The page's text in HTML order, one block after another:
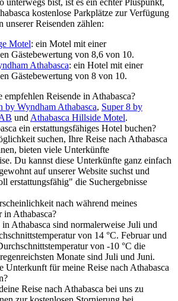
unterwegs bist, ist es ein echter Pluspunkt,
kostenlose Parkplätze zur Verfügung
unserer Reisenden zählen:
Motel: ein Motel mit einer
Gästebewertung von 8,6 von 10.
Athabasca: ein Hotel mit einer
Gästebewertung von 8 von 10.
Reisende in Athabasca?
by Wyndham Athabasca, Super 8 by
und Athabasca Hillside Motel.
ein erstattungsfähiges Hotel buchen?
suchen, Ihre Reise nach Athabasca
bieten viele Unterkünfte
Du kannst diese Unterkünfte ganz einfach
auf unserer Website suchst und
erstattungsfähig" die Suchergebnisse
nach während meines
in Athabasca?
Athabasca sind normalerweise Juli und
von 14 °C. Februar und
von -10 °C die
Monate sind Juli und Juni.
Unterkunft für meine Reise nach Athabasca
Reise nach Athabasca bei uns zu